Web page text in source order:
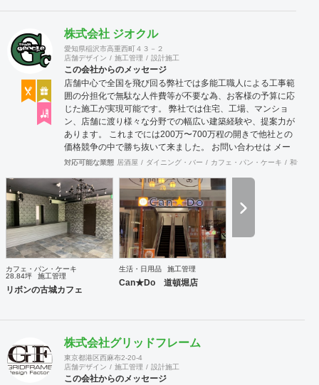
株式会社 ジオクル
愛知県稲沢市高重西町４３－２
店舗デザイン
施工管理 設計施工
この会社からのメッセージ
店舗中心で全国を飛び回る弊社では多能工職人による工事範
囲の分担化で無駄な人件費等が不要な為、お客様の予算に応
じた施工が実現可能です。 弊社では住宅、工場、マンショ
ン、店舗に渡り様々な分野での幅広い建築経験や、提案力が
あります。 これまでには200万〜700万程の開きで他社との
価格競争の中で勝ち抜いて来ました。 お問い合わせは メー
ル（tenperhide31@icloud.com）からも承ります。 その他：
対応可能な業態 居酒屋 ダイニング・バー カフェ・パン・ケーキ 和食・
カフェ・パン・ケーキ
28.84坪
施工管理
リボンの古城カフェ
生活・日用品 施工管理
Can★Do 道頓堀店
株式会社グリッドフレーム
東京都港区西麻布2-20-4
店舗デザイン
施工管理 設計施工
この会社からのメッセージ